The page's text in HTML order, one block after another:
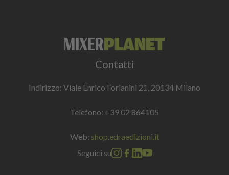
Contatti
Indirizzo: Viale Enrico Forlanini 21, 20134 Milano
Telefono: +39 02 864105
Web: shop.edraedizioni.it
Seguici su